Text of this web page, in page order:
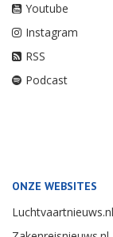
Youtube
Instagram
RSS
Podcast
ONZE WEBSITES
Luchtvaartnieuws.nl